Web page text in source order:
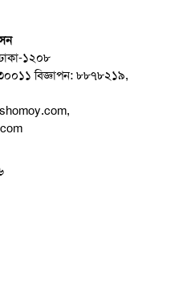
১২০৮
বিজ্ঞাপন: ৮৮৭৮২১৯,